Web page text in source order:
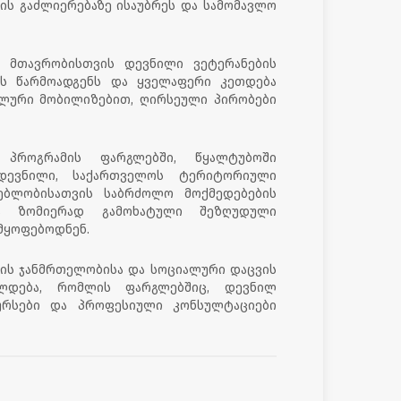
გაძლიერებაზე ისაუბრეს და სამომავლო
მთავრობისთვის დევნილი ვეტერანების
წარმოადგენს და ყველაფერი კეთდება
მობილიზებით, ღირსეული პირობები
ფარგლებში, წყალტუბოში
საქართველოს ტერიტორიული
საბრძოლო მოქმედებების
ზომიერად გამოხატული შეზღუდული
ჯანმრთელობისა და სოციალური დაცვის
რომლის ფარგლებშიც, დევნილ
და პროფესიული კონსულტაციები